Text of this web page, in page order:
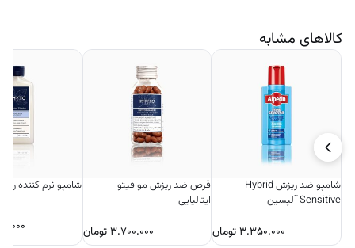
کالاهای مشابه
شامپو ضد ریزش Hybrid
Sensitive آلپسین
۳.۳۵۰.۰۰۰ تومان
قرص ضد ریزش مو فیتو
ایتالیایی
۳.۷۰۰.۰۰۰تومان
شامپو نرم کننده